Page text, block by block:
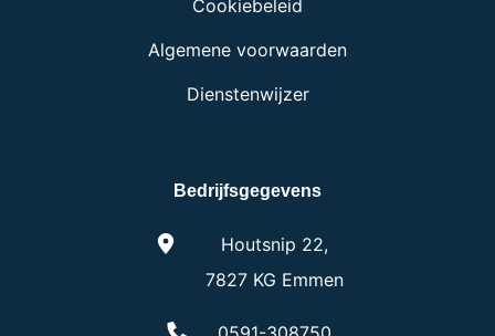
Cookiebeleid
Algemene voorwaarden
Dienstenwijzer
Bedrijfsgegevens
Houtsnip 22,
7827 KG Emmen